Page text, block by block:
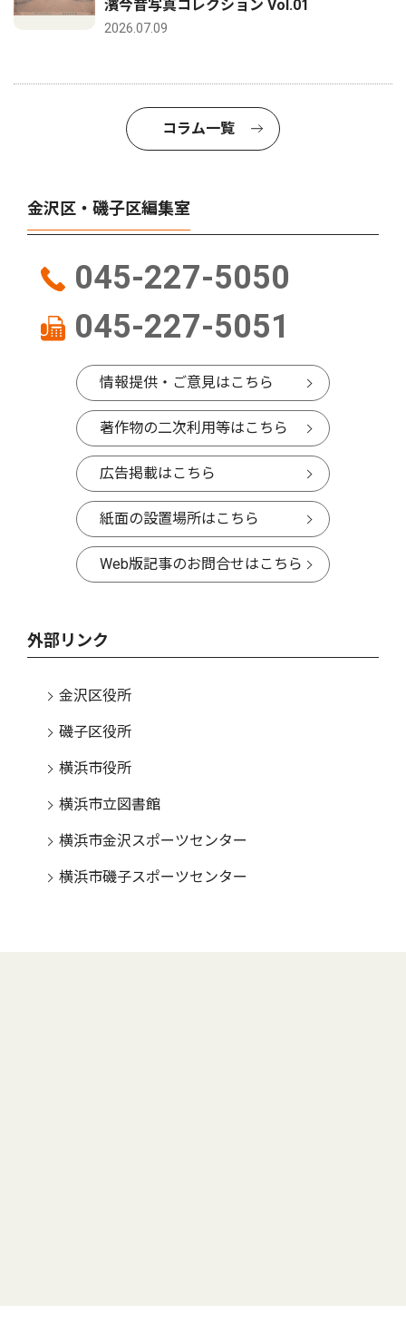
濱今昔写真コレクション Vol.01
2026.07.09
コラム一覧
金沢区・磯子区編集室
045-227-5050
045-227-5051
情報提供・ご意見はこちら
著作物の二次利用等はこちら
広告掲載はこちら
紙面の設置場所はこちら
Web版記事のお問合せはこちら
外部リンク
金沢区役所
磯子区役所
横浜市役所
横浜市立図書館
横浜市金沢スポーツセンター
横浜市磯子スポーツセンター